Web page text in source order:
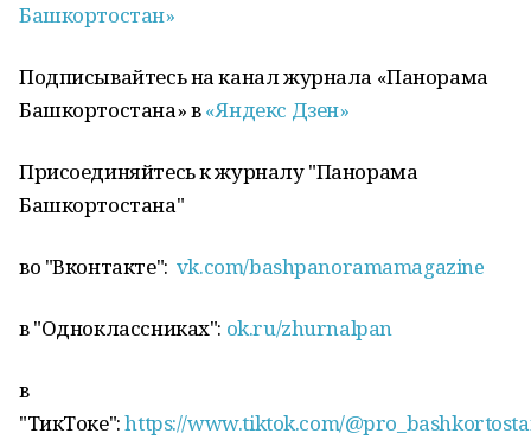
Башкортостан»
Подписывайтесь на канал журнала «Панорама
Башкортостана» в«Яндекс Дзен»
Присоединяйтесь к журналу "Панорама
Башкортостана"
во "Вконтакте": vk.com/bashpanoramamagazine
в "Одноклассниках": ok.ru/zhurnalpan
в
"ТикТоке":https://www.tiktok.com/